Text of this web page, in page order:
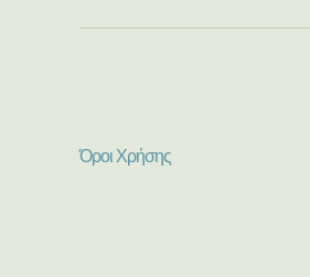
Όροι Χρήσης